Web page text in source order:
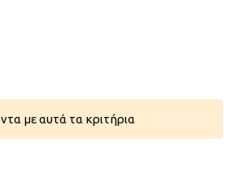
με αυτά τα κριτήρια